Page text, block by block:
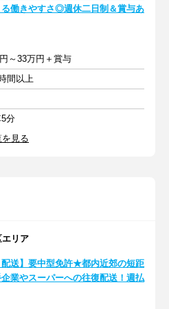
働きやすさ◎週休二日制＆賞与あ
～33万円＋賞与
間以上
分
見る
リア
配送】要中型免許★都内近郊の短距
業やスーパーへの往復配送！週払